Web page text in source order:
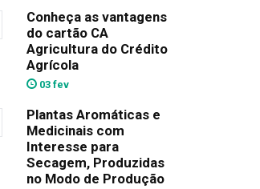
Conheça as vantagens
do cartão CA
Agricultura do Crédito
Agrícola
03 fev
Plantas Aromáticas e
Medicinais com
Interesse para
Secagem, Produzidas
no Modo de Produção